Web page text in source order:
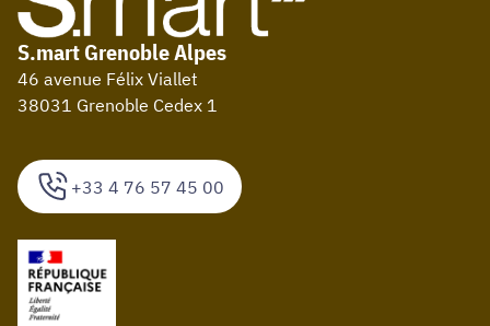
+33 4 76 57 45 00
S.mart Grenoble Alpes
46 avenue Félix Viallet
38031 Grenoble Cedex 1